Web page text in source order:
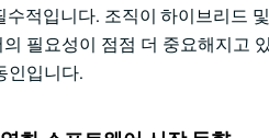
적입니다. 조직이 하이브리드
필요성이 점점 더 중요해지고
인입니다.